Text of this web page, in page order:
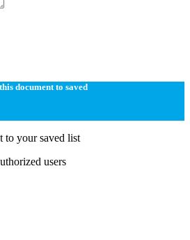
document to saved
to your saved list
users